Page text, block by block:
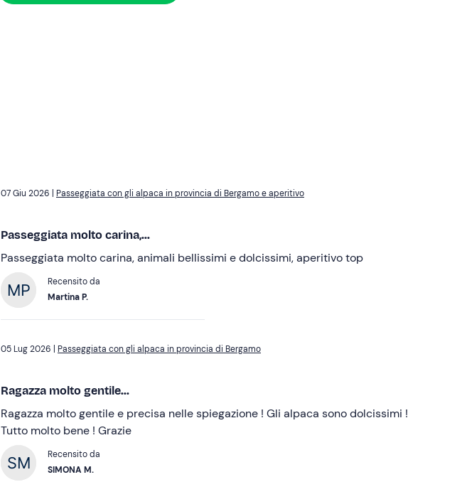
Passeggiata con gli alpaca in provincia di Bergamo e aperitivo
Passeggiata molto carina,...
Passeggiata molto carina, animali bellissimi e dolcissimi, aperitivo top
Recensito da
Martina P.
Passeggiata con gli alpaca in provincia di Bergamo
Ragazza molto gentile...
Ragazza molto gentile e precisa nelle spiegazione ! Gli alpaca sono dolcissimi !
Tutto molto bene ! Grazie
Recensito da
SIMONA M.